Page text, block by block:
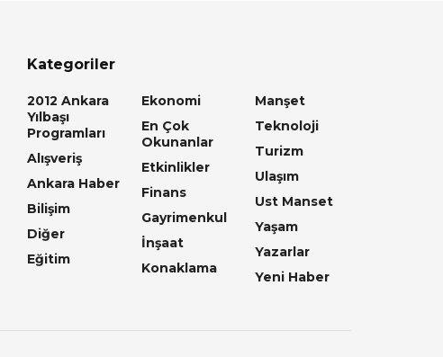
Kategoriler
2012 Ankara
Yılbaşı
Programları
Alışveriş
Ankara Haber
Bilişim
Diğer
Eğitim
Ekonomi
En Çok
Okunanlar
Etkinlikler
Finans
Gayrimenkul
İnşaat
Konaklama
Manşet
Teknoloji
Turizm
Ulaşım
Ust Manset
Yaşam
Yazarlar
Yeni Haber